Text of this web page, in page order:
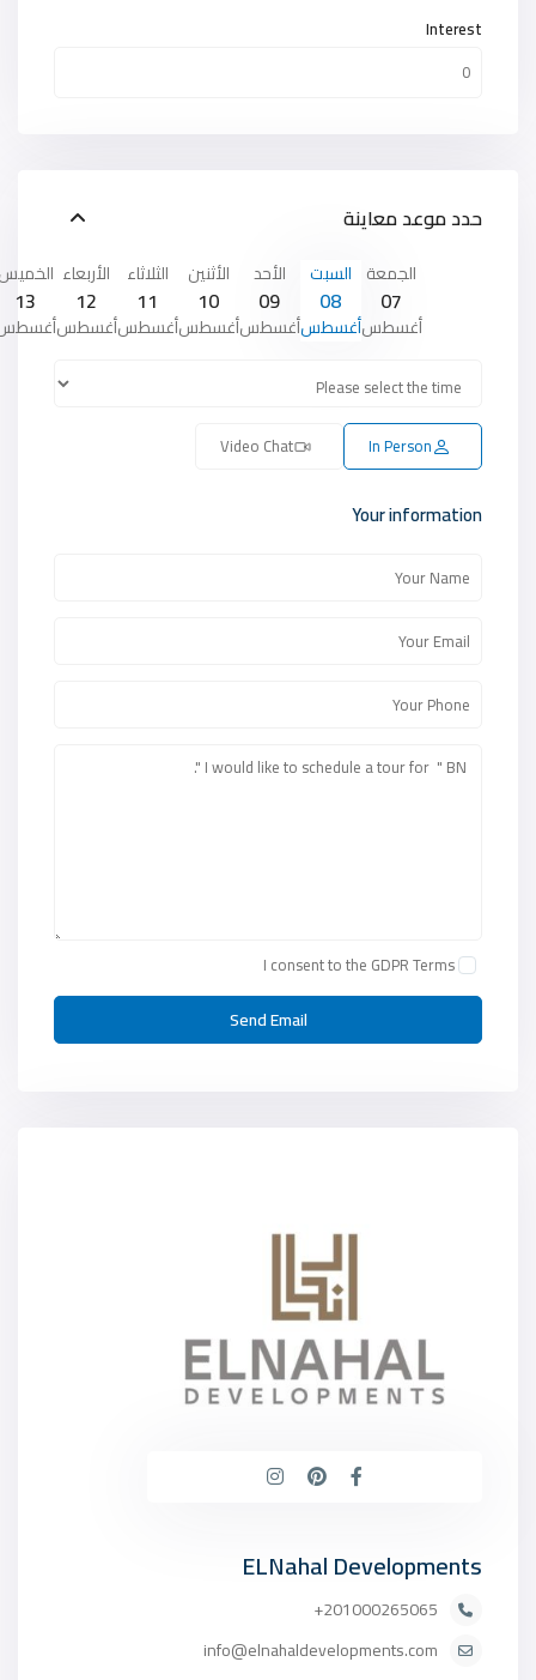
Interest
حدد موعد معاينة
الجمعة
07
أغسطس
السبت
08
أغسطس
الأحد
09
أغسطس
الأثنين
10
أغسطس
الثلاثاء
11
أغسطس
الأربعاء
12
أغسطس
13
In Person
Video Chat
Your information
I consent to the GDPR Terms
ELNahal Developments
201000265065+
info@elnahaldevelopments.com